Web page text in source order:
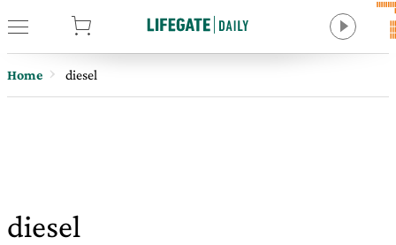
Home diesel
diesel